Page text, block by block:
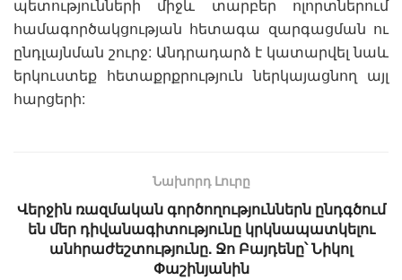
պետությունների միջև տարբեր ոլորտներում
համագործակցության հետագա զարգացման ու
ընդլայնման շուրջ: Անդրադարձ է կատարվել նաև
երկուստեք հետաքրքրություն ներկայացնող այլ
հարցերի:
Նախորդ Լուրը
Վերջին ռազմական գործողություններն ընդգծում
են մեր դիվանագիտությունը կրկնապատկելու
անհրաժեշտությունը. Ջո Բայդենը՝ Նիկոլ
Փաշինյանին